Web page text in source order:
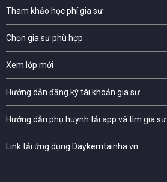
Tham khảo học phí gia sư
Chọn gia sư phù hợp
Xem lớp mới
Hướng dẫn đăng ký tài khoản gia sư
Hướng dẫn phụ huynh tải app và tìm gia sư
Link tải ứng dụng Daykemtainha.vn